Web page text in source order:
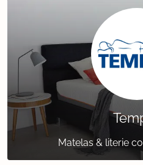
Matelas & literie